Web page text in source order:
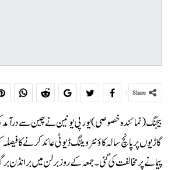
Share
بیجنگ (نمائندہ خصوصی) یورپی یونین نے چین سے درآمد
گاڑیوں پر پانچ سالہ کاؤنٹر ویلنگ ڈیوٹی عائد کرنے کا
پیمانے پر مخالفت کی گئی۔جمعہ کے روز برلن میں برانڈن